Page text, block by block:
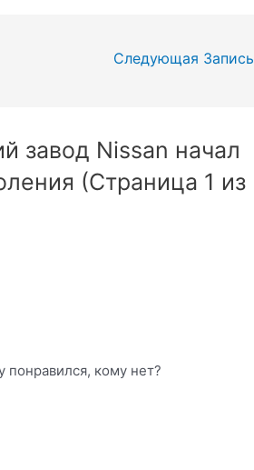
Следующая Запись
завод Nissan начал
(Страница 1 из
понравился, кому нет?